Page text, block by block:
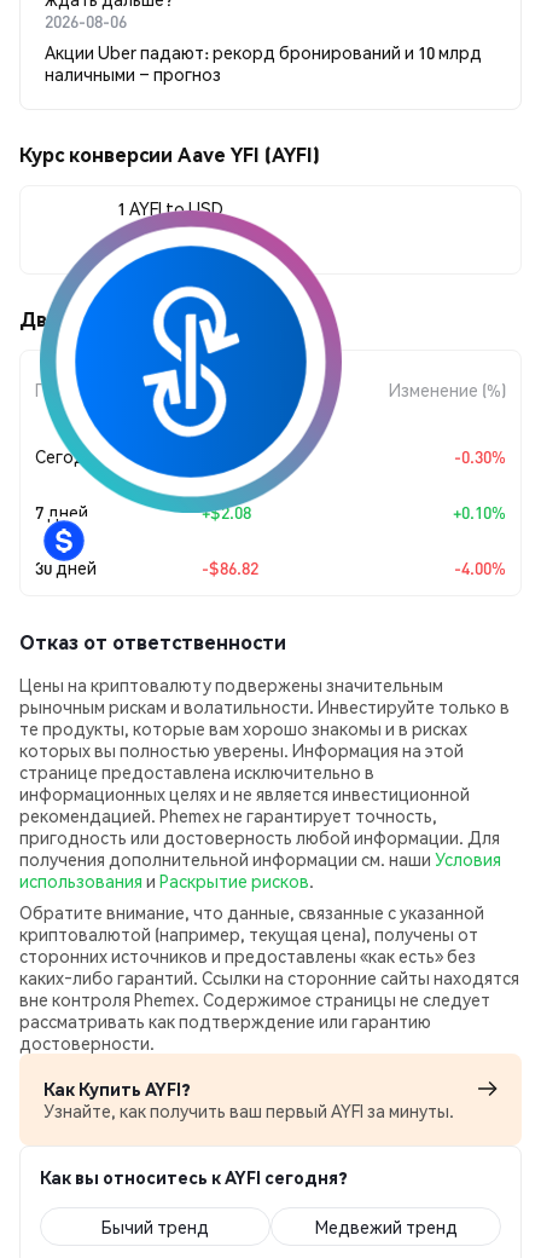
2026-08-06
Акции Uber падают: рекорд бронирований и 10 млрд
наличными – прогноз
Курс конверсии Aave YFI (AYFI)
1 AYFI to USD
$2,083.63
Движения цены Aave YFI (AYFI)
Период
Изменение
суммы
Изменение (%)
Сегодня -$6.27 -0.30%
7 дней +$2.08 +0.10%
30 дней -$86.82 -4.00%
Отказ от ответственности
Цены на криптовалюту подвержены значительным
рыночным рискам и волатильности. Инвестируйте только в
те продукты, которые вам хорошо знакомы и в рисках
которых вы полностью уверены. Информация на этой
странице предоставлена исключительно в
информационных целях и не является инвестиционной
рекомендацией. Phemex не гарантирует точность,
пригодность или достоверность любой информации. Для
получения дополнительной информации см. наши Условия
использования и Раскрытие рисков.
Обратите внимание, что данные, связанные с указанной
криптовалютой (например, текущая цена), получены от
сторонних источников и предоставлены «как есть» без
каких‑либо гарантий. Ссылки на сторонние сайты находятся
вне контроля Phemex. Содержимое страницы не следует
рассматривать как подтверждение или гарантию
достоверности.
Как Купить AYFI?
Узнайте, как получить ваш первый AYFI за минуты.
Как вы относитесь к AYFI сегодня?
Бычий тренд Медвежий тренд